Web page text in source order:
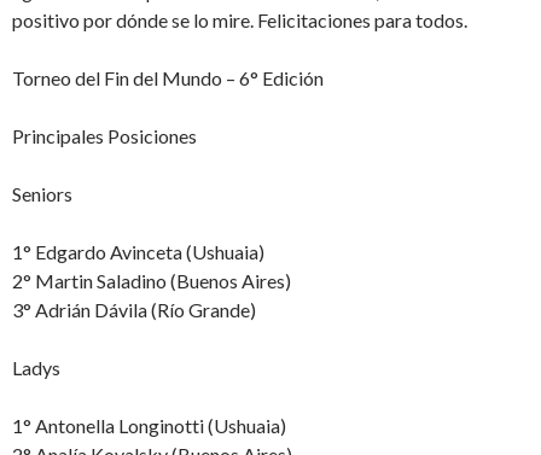
positivo por dónde se lo mire. Felicitaciones para todos.
Torneo del Fin del Mundo – 6° Edición
Principales Posiciones
Seniors
1° Edgardo Avinceta (Ushuaia)
2° Martin Saladino (Buenos Aires)
3° Adrián Dávila (Río Grande)
Ladys
1° Antonella Longinotti (Ushuaia)